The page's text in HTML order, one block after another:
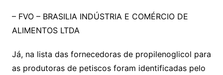
– FVO – BRASILIA INDÚSTRIA E COMÉRCIO DE
ALIMENTOS LTDA
Já, na lista das fornecedoras de propilenoglicol para
as produtoras de petiscos foram identificadas pelo